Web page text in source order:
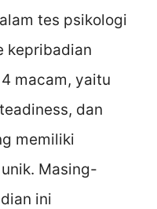
tes psikologi
kepribadian
macam, yaitu
dan
memiliki
Masing-
ini